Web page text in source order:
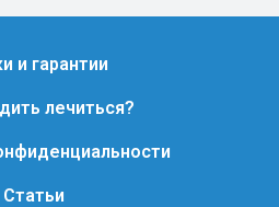
и гарантии
лечиться?
Статьи